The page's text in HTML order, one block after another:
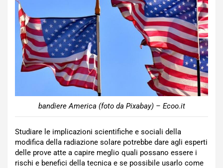
bandiere America (foto da Pixabay) – Ecoo.it
Studiare le implicazioni scientifiche e sociali della
modifica della radiazione solare potrebbe dare agli esperti
delle prove atte a capire meglio quali possano essere i
rischi e benefici della tecnica e se possibile usarlo come